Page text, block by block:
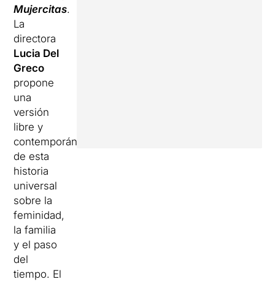
Mujercitas.
La
directora
Lucia Del
Greco
propone
una
versión
libre y
contemporánea
de esta
historia
universal
sobre la
feminidad,
la familia
y el paso
del
tiempo. El